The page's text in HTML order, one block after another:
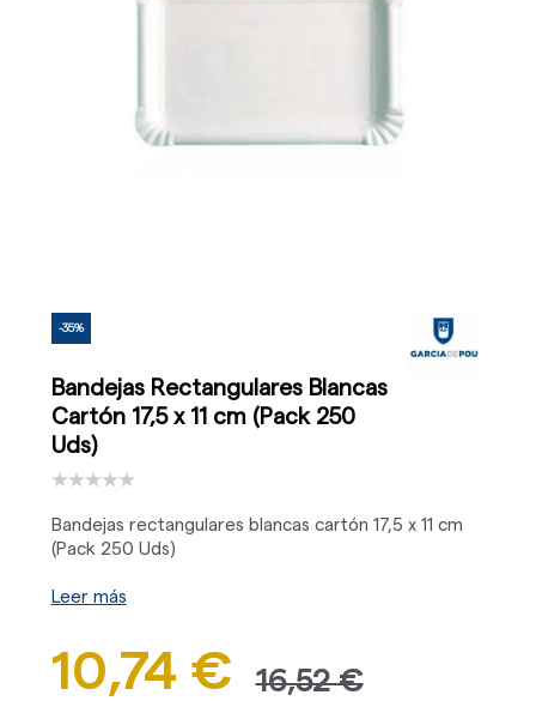
-35%
Bandejas Rectangulares Blancas
Cartón 17,5 x 11 cm (Pack 250
Uds)
Bandejas rectangulares blancas cartón 17,5 x 11 cm
(Pack 250 Uds)
Leer más
10,74 € 16,52 €